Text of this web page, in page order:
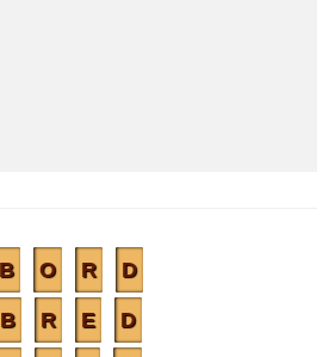
B O R D
B R E D